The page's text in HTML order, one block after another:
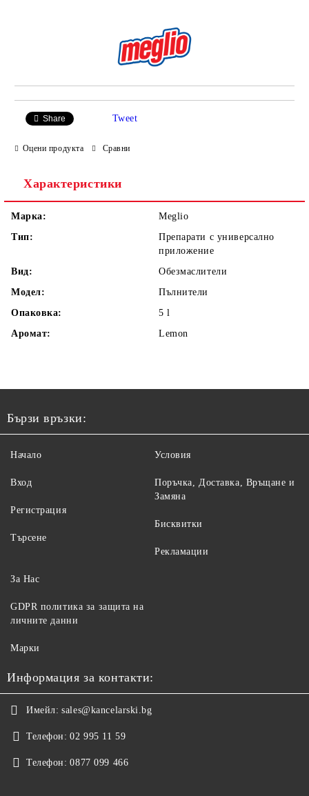
Share Tweet
Оцени продукта Сравни
Характеристики
Марка:
Meglio
Тип:
Препарати с универсално
приложение
Вид:
Обезмаслители
Модел:
Пълнители
Опаковка:
5 l
Аромат:
Lemon
Бързи връзки:
Начало
Вход
Регистрация
Търсене
Условия
Поръчка, Доставка, Връщане и
Замяна
Бисквитки
Рекламации
За Нас
GDPR политика за защита на
личните данни
Марки
Информация за контакти:
Имейл: sales@kancelarski.bg
Телефон: 02 995 11 59
Телефон: 0877 099 466